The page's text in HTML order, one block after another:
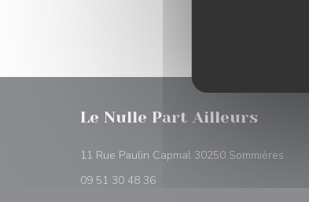
Le Nulle Part Ailleurs
11 Rue Paulin Capmal 30250 Sommières
09 51 30 48 36